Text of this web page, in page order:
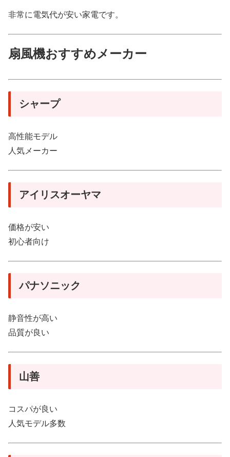
非常に電気代が安い家電です。
扇風機おすすめメーカー
シャープ
高性能モデル
人気メーカー
アイリスオーヤマ
価格が安い
初心者向け
パナソニック
静音性が高い
品質が良い
山善
コスパが良い
人気モデル多数